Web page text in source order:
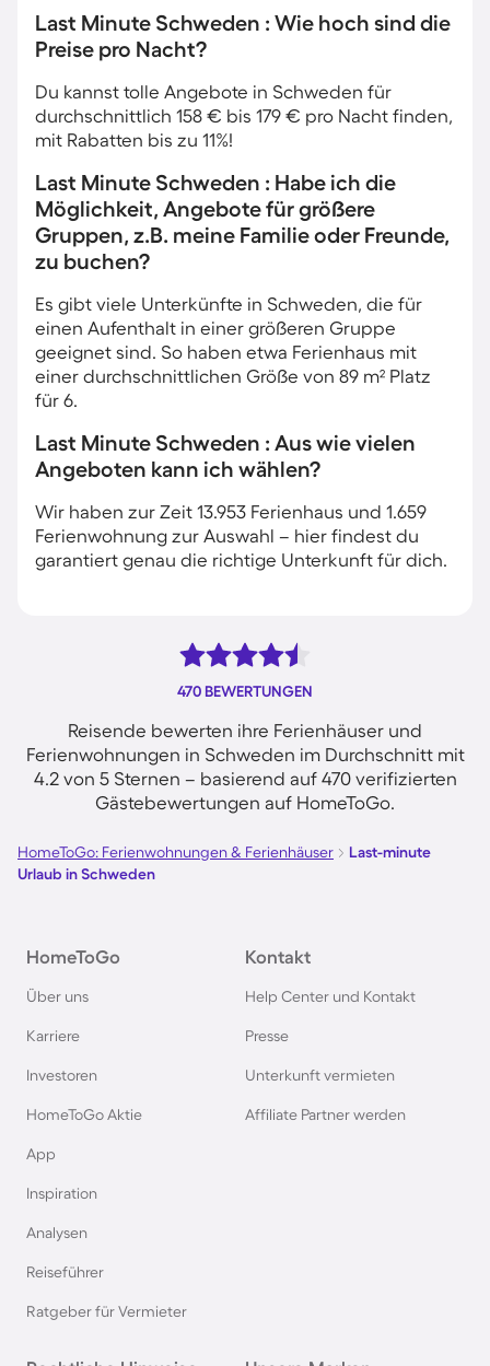
Last Minute Schweden : Wie hoch sind die
Preise pro Nacht?
Du kannst tolle Angebote in Schweden für
durchschnittlich 158 € bis 179 € pro Nacht finden,
mit Rabatten bis zu 11%!
Last Minute Schweden : Habe ich die
Möglichkeit, Angebote für größere
Gruppen, z.B. meine Familie oder Freunde,
zu buchen?
Es gibt viele Unterkünfte in Schweden, die für
einen Aufenthalt in einer größeren Gruppe
geeignet sind. So haben etwa Ferienhaus mit
einer durchschnittlichen Größe von 89 m² Platz
für 6.
Last Minute Schweden : Aus wie vielen
Angeboten kann ich wählen?
Wir haben zur Zeit 13.953 Ferienhaus und 1.659
Ferienwohnung zur Auswahl – hier findest du
garantiert genau die richtige Unterkunft für dich.
470 BEWERTUNGEN
Reisende bewerten ihre Ferienhäuser und
Ferienwohnungen in Schweden im Durchschnitt mit
4.2 von 5 Sternen – basierend auf 470 verifizierten
Gästebewertungen auf HomeToGo.
HomeToGo: Ferienwohnungen & Ferienhäuser
Last-minute
Urlaub in Schweden
HomeToGo
Über uns
Karriere
Investoren
HomeToGo Aktie
App
Inspiration
Analysen
Reiseführer
Ratgeber für Vermieter
Kontakt
Help Center und Kontakt
Presse
Unterkunft vermieten
Affiliate Partner werden